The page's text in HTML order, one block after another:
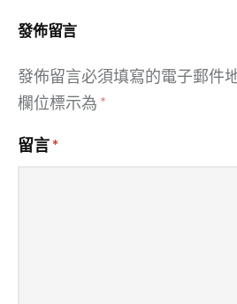
發佈留言
發佈留言必須填寫的電子郵件
欄位標示為 *
留言*